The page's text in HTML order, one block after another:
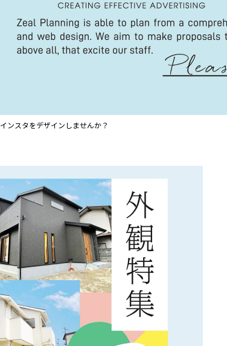
インスタをデザインしませんか？